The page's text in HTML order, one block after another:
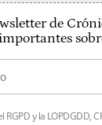
de
y la LOPDGDD,